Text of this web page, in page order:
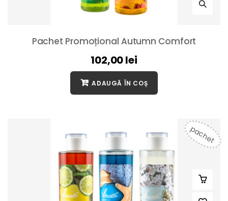
Pachet Promoțional Autumn Comfort
102,00lei
ADAUGĂ ÎN COȘ
pachet